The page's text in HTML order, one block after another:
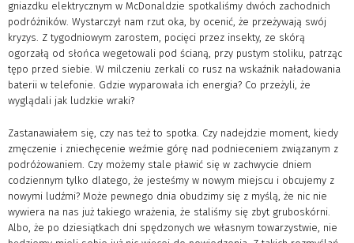
gniazdku elektrycznym w McDonaldzie spotkaliśmy dwóch zachodnich
podróżników. Wystarczył nam rzut oka, by ocenić, że przeżywają swój
kryzys. Z tygodniowym zarostem, pocięci przez insekty, ze skórą
ogorzałą od słońca wegetowali pod ścianą, przy pustym stoliku, patrząc
tępo przed siebie. W milczeniu zerkali co rusz na wskaźnik naładowania
baterii w telefonie. Gdzie wyparowała ich energia? Co przeżyli, że
wyglądali jak ludzkie wraki?
Zastanawiałem się, czy nas też to spotka. Czy nadejdzie moment, kiedy
zmęczenie i zniechęcenie weźmie górę nad podnieceniem związanym z
podróżowaniem. Czy możemy stale pławić się w zachwycie dniem
codziennym tylko dlatego, że jesteśmy w nowym miejscu i obcujemy z
nowymi ludźmi? Może pewnego dnia obudzimy się z myślą, że nic nie
wywiera na nas już takiego wrażenia, że staliśmy się zbyt gruboskórni.
Albo, że po dziesiątkach dni spędzonych we własnym towarzystwie, nie